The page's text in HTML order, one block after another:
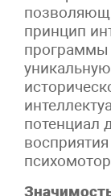
принцип
программы
потенциал